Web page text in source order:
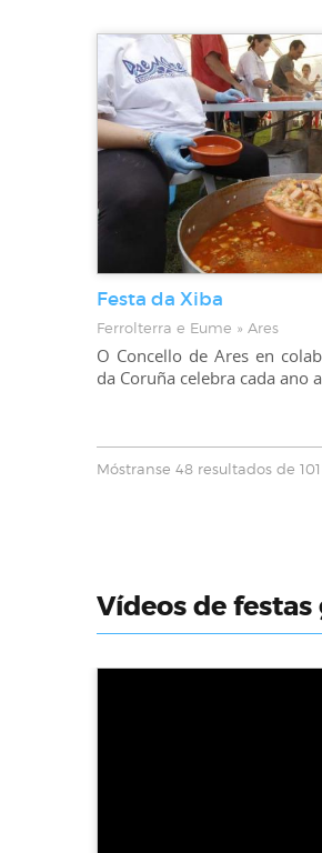
Festa da Xiba
Ferrolterra e Eume » Ares
O Concello de Ares en
da Coruña celebra cada ano
Móstranse 48 resultados de 101
Vídeos de